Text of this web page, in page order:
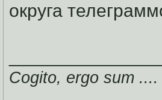
округа
Cogito, ergo sum ....